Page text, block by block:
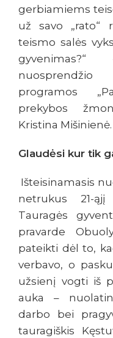
gerbiamiems
už savo „rato“
teismo salės
programos
prekybos
Kristina Mišinienė.
Glaudėsi kur tik
Išteisinamasis
netrukus 21-ąjį
Tauragės
pravarde
pateikti dėl to,
verbavo, o
užsienį vogti iš
auka –
darbo bei
tauragiškis